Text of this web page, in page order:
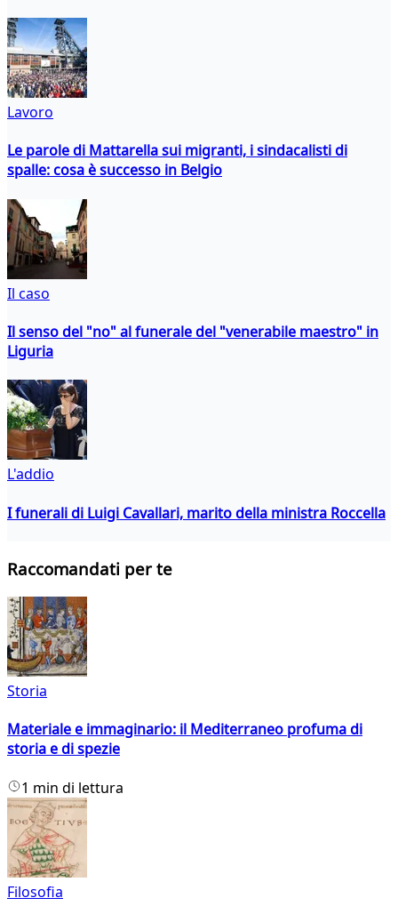
Lavoro
Le parole di Mattarella sui migranti, i sindacalisti di
spalle: cosa è successo in Belgio
Il caso
Il senso del "no" al funerale del "venerabile maestro" in
Liguria
L'addio
I funerali di Luigi Cavallari, marito della ministra Roccella
Raccomandati per te
Storia
Materiale e immaginario: il Mediterraneo profuma di
storia e di spezie
1 min di lettura
Filosofia